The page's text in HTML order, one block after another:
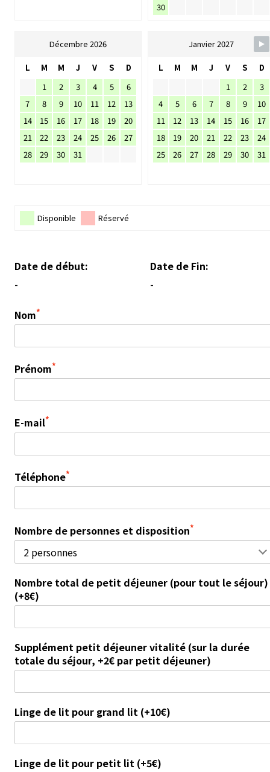
30
Décembre 2026
L M M J V S
D
1
2 3 4 5
6
7
8 9 10 11 12
13
14
15 16 17 18 19
20
21
22 23 24 25 26
27
28
29 30 31
Janvier 2027
L M M J V S
D
1
2
3
4
5 6 7 8 9
10
11
12 13 14 15 16
17
18
19 20 21 22 23
24
25
26 27 28 29 30 31
Disponible Réservé
Date de début:
-
Date de Fin:
-
Nom*
Prénom*
E-mail*
Téléphone*
Nombre de personnes et disposition*
Nombre total de petit déjeuner (pour tout le séjour)
(+8€)
Supplément petit déjeuner vitalité (sur la durée
totale du séjour, +2€ par petit déjeuner)
Linge de lit pour grand lit (+10€)
Linge de lit pour petit lit (+5€)